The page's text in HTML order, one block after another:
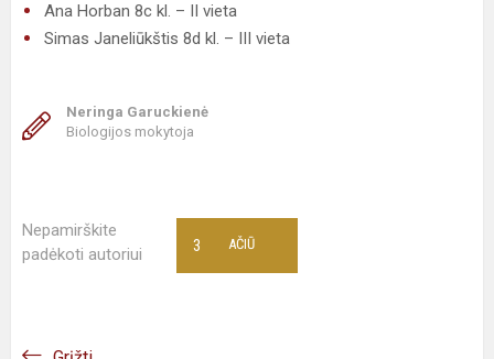
Ana Horban 8c kl. – II vieta
Simas Janeliūkštis 8d kl. – III vieta
Neringa Garuckienė
Biologijos mokytoja
Nepamirškite
padėkoti autoriui
AČIŪ
3